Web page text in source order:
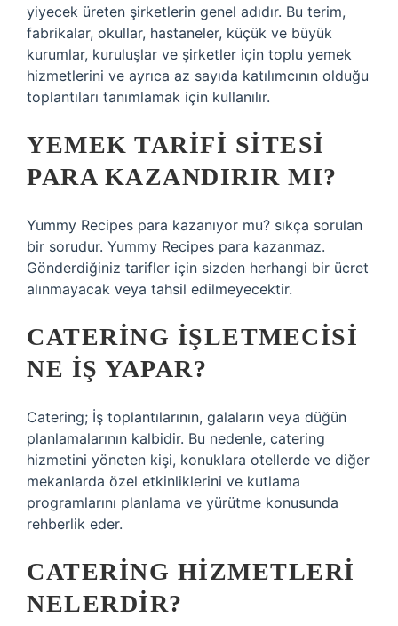
yiyecek üreten şirketlerin genel adıdır. Bu terim,
fabrikalar, okullar, hastaneler, küçük ve büyük
kurumlar, kuruluşlar ve şirketler için toplu yemek
hizmetlerini ve ayrıca az sayıda katılımcının olduğu
toplantıları tanımlamak için kullanılır.
YEMEK TARIFI SITESI
PARA KAZANDIRIR MI?
Yummy Recipes para kazanıyor mu? sıkça sorulan
bir sorudur. Yummy Recipes para kazanmaz.
Gönderdiğiniz tarifler için sizden herhangi bir ücret
alınmayacak veya tahsil edilmeyecektir.
CATERING IŞLETMECISI
NE IŞ YAPAR?
Catering; İş toplantılarının, galaların veya düğün
planlamalarının kalbidir. Bu nedenle, catering
hizmetini yöneten kişi, konuklara otellerde ve diğer
mekanlarda özel etkinliklerini ve kutlama
programlarını planlama ve yürütme konusunda
rehberlik eder.
CATERING HIZMETLERI
NELERDIR?